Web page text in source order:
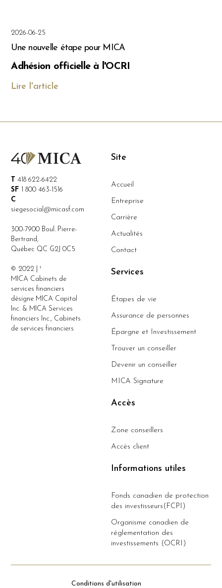
2026-06-25
Une nouvelle étape pour MICA
Adhésion officielle à l'OCRI
Lire l'article
T 418 622-6422
SF 1 800 463-1516
C
siegesocial@micasf.com
300-7900 Boul. Pierre-
Bertrand,
Québec QC G2J 0C5
© 2022 | ¹
MICA Cabinets de
services financiers
désigne MICA Capital
Inc. & MICA Services
financiers Inc., Cabinets
de services financiers
Site
Accueil
Entreprise
Carrière
Actualités
Contact
Services
Étapes de vie
Assurance de personnes
Épargne et Investissement
Trouver un conseiller
Devenir un conseiller
MICA Signature
Accès
Zone conseillers
Accès client
Informations utiles
Fonds canadien de protection
des investisseurs(FCPI)
Organisme canadien de
réglementation des
investissements (OCRI)
Conditions d'utilisation